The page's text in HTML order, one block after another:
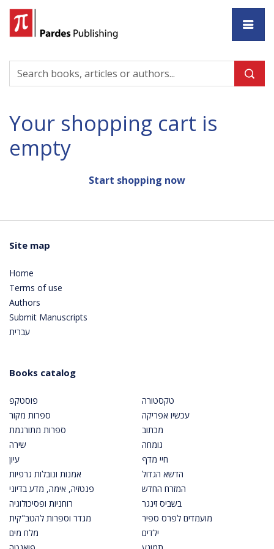
Your shopping cart is
empty
Start shopping now
Site map
Home
Terms of use
Authors
Submit Manuscripts
עברית
Books catalog
פוסטקפ
ספרות מקור
ספרות מתורגמת
שירה
עיון
אמנות ונובלות גרפיות
פנטזיה, אימה, מדע בדיוני
רוחניות ופסיכולוגיה
מגדר וספרות להטב"קית
מלח מים
טקסטורה
עכשיו אפריקה
מכתוב
גומחה
חיי מדף
הדשא הגדול
המזרח החדש
בשביס זינגר
מועמדים לפרס ספיר
ילדים